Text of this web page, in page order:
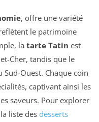
, offre une variété
le patrimoine
la tarte Tatin est
Cher, tandis que le
Ouest. Chaque coin
captivant ainsi les
saveurs. Pour explorer
liste des desserts